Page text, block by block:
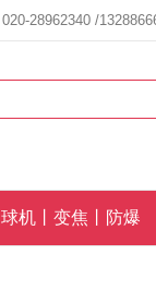
020-28962340 /
球机丨变焦丨防爆